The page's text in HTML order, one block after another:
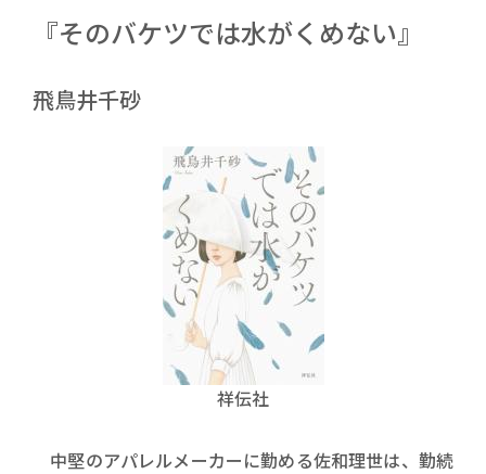
『そのバケツでは水がくめない』
飛鳥井千砂
祥伝社
中堅のアパレルメーカーに勤める佐和理世は、勤続